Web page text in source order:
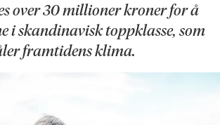
over 30 millioner kroner for å
i skandinavisk toppklasse, som
framtidens klima.